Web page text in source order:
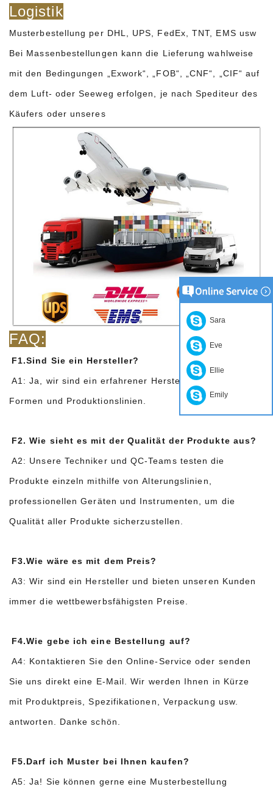
Logistik
Musterbestellung per DHL, UPS, FedEx, TNT, EMS usw
Bei Massenbestellungen kann die Lieferung wahlweise
mit den Bedingungen „Exwork“, „FOB“, „CNF“, „CIF“ auf
dem Luft- oder Seeweg erfolgen, je nach Spediteur des
Käufers oder unseres
FAQ:
F1.Sind Sie ein Hersteller?
A1: Ja, wir sind ein erfahrener Hersteller mit eigenen
Formen und Produktionslinien.
F2. Wie sieht es mit der Qualität der Produkte aus?
A2: Unsere Techniker und QC-Teams testen die
Produkte einzeln mithilfe von Alterungslinien,
professionellen Geräten und Instrumenten, um die
Qualität aller Produkte sicherzustellen.
F3.Wie wäre es mit dem Preis?
A3: Wir sind ein Hersteller und bieten unseren Kunden
immer die wettbewerbsfähigsten Preise.
F4.Wie gebe ich eine Bestellung auf?
A4: Kontaktieren Sie den Online-Service oder senden
Sie uns direkt eine E-Mail. Wir werden Ihnen in Kürze
mit Produktpreis, Spezifikationen, Verpackung usw.
antworten. Danke schön.
F5.Darf ich Muster bei Ihnen kaufen?
A5: Ja! Sie können gerne eine Musterbestellung
Sara
Eve
Ellie
Emily